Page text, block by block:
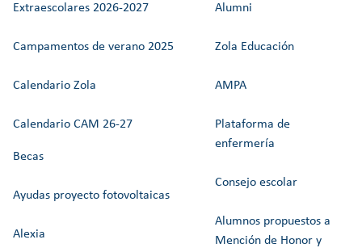
Extraescolares 2026-2027
Campamentos de verano 2025
Calendario Zola
Calendario CAM 26-27
Becas
Ayudas proyecto fotovoltaicas
Alexia
Alumni
Zola Educación
AMPA
Plataforma de
enfermería
Consejo escolar
Alumnos propuestos a
Mención de Honor y